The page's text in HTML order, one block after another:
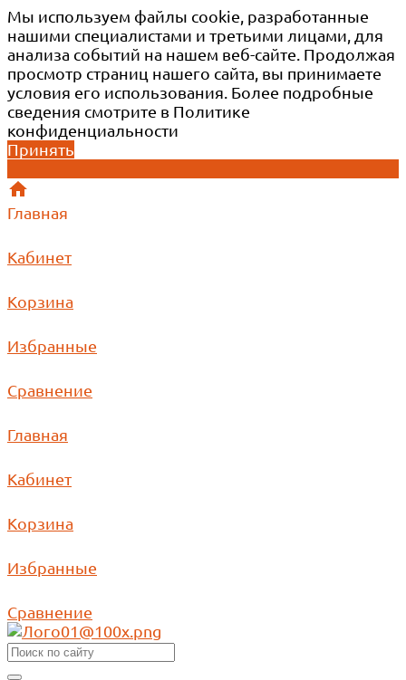
Мы используем файлы cookie, разработанные
нашими специалистами и третьими лицами, для
анализа событий на нашем веб-сайте. Продолжая
просмотр страниц нашего сайта, вы принимаете
условия его использования. Более подробные
сведения смотрите в Политике
конфиденциальности
Принять
Главная
Кабинет
Корзина
Избранные
Сравнение
Главная
Кабинет
Корзина
Избранные
Сравнение